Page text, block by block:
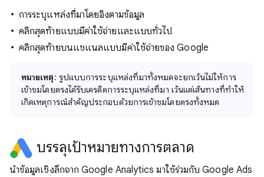
การระบุแหล่งที่มาโดยอิงตามข้อมูล
คลิกสุดท้ายแบบมีค่าใช้จ่ายและแบบทั่วไป
คลิกสุดท้ายบนแชแนลแบบมีค่าใช้จ่ายของ Google
หมายเหตุ: รูปแบบการระบุแหล่งที่มาทั้งหมดจะยกเว้นไม่ให้การ
เข้าชมโดยตรงได้รับเครดิตการระบุแหล่งที่มา เว้นแต่เส้นทางที่ทำให้
เกิดเหตุการณ์สำคัญประกอบด้วยการเข้าชมโดยตรงทั้งหมด
บรรลุเป้าหมายทางการตลาด
นำข้อมูลเชิงลึกจาก Google Analytics มาใช้ร่วมกับ Google Ads